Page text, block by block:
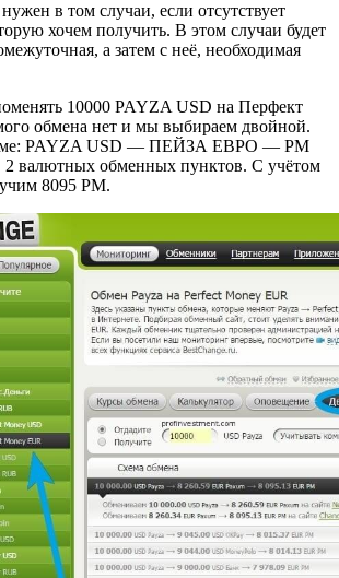
в том случаи, если отсутствует
хочем получить. В этом случаи будет
а затем с неё, необходимая
10000 PAYZA USD на Перфект
обмена нет и мы выбираем двойной.
PAYZA USD — ПЕЙЗА ЕВРО — PM
2 валютных обменных пунктов. С учётом
8095 PM.